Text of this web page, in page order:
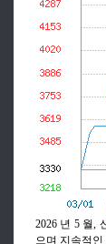
2026 년 5 월,
으며 지속적